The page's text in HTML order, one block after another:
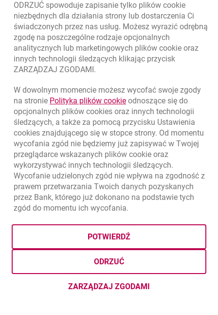
Kursy wymiany walut
Kursy wymiany walut. Data aktualizacji: 7.08.2026, 12:53:25
KUPNO SPRZEDAŻ
EUR 4.1346 4.4568
USD 3.8493
CHF 4.4312 4.7764
GBP 4.822 5.1978
7.08.2026, 12:53:25
Odpowiedzialny biznes
Regulacje zewnętrzne
Ochrona danychotwiera się w nowej karcie
Ustawieniacookies
Mapa strony
© Bank Millennium SA
ODRZUĆ spowoduje zapisanie tylko plików cookie
niezbędnych dla działania strony lub dostarczenia Ci
świadczonych przez nas usług. Możesz wyrazić odrębną
zgodę na poszczególne rodzaje opcjonalnych
analitycznych lub marketingowych plików cookie oraz
innych technologii śledzących klikając przycisk
ZARZĄDZAJ ZGODAMI.
W dowolnym momencie możesz wycofać swoje zgody
na stronie Polityka plików cookielink otwiera się w nowym
odnoszące się do
opcjonalnych plików cookies oraz innych technologii
śledzących, a także za pomocą przycisku Ustawienia
cookies znajdującego się w stopce strony. Od momentu
wycofania zgód nie będziemy już zapisywać w Twojej
przeglądarce wskazanych plików cookie oraz
wykorzystywać innych technologii śledzących.
Wycofanie udzielonych zgód nie wpływa na zgodność z
prawem przetwarzania Twoich danych pozyskanych
przez Bank, którego już dokonano na podstawie tych
zgód do momentu ich wycofania.
ZARZĄDZAJ ZGODAMI
DOTYCZĄCYMI PLIKÓW
ODRZUĆ
POTWIERDŹ